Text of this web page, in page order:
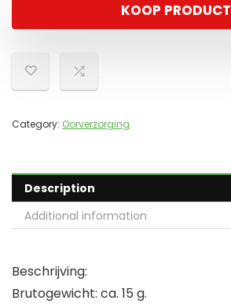
KOOP PRODUCT
Category: Oorverzorging
Description
Additional information
Beschrijving:
Brutogewicht: ca. 15 g.